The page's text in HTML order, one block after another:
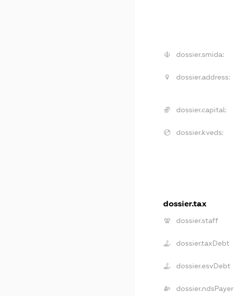
dossier.smida:
dossier.address:
dossier.capital:
dossier.kveds:
dossier.tax
dossier.staff
dossier.taxDebt
dossier.esvDebt
dossier.ndsPayer